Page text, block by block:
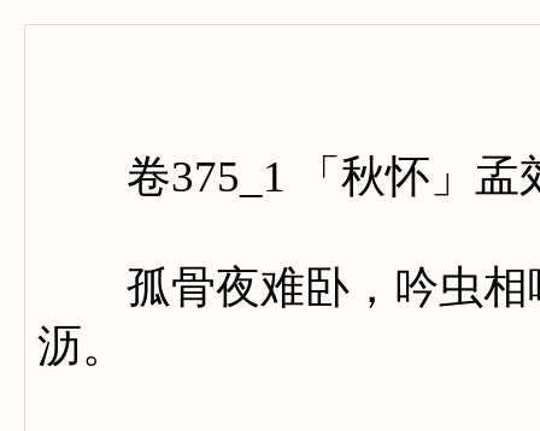
卷375_1 「秋怀」孟
孤骨夜难卧，吟虫相
沥。